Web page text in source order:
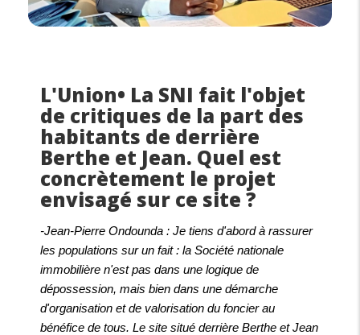
L'Union• La SNI fait l'objet
de critiques de la part des
habitants de derrière
Berthe et Jean. Quel est
concrètement le projet
envisagé sur ce site ?
-Jean-Pierre Ondounda : Je tiens d'abord à rassurer
les populations sur un fait : la Société nationale
immobilière n'est pas dans une logique de
dépossession, mais bien dans une démarche
d'organisation et de valorisation du foncier au
bénéfice de tous. Le site situé derrière Berthe et Jean